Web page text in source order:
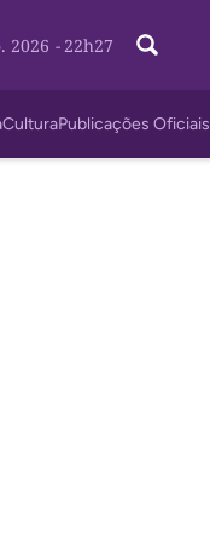
2026 - 22h27
CulturaPublicações Oficiais